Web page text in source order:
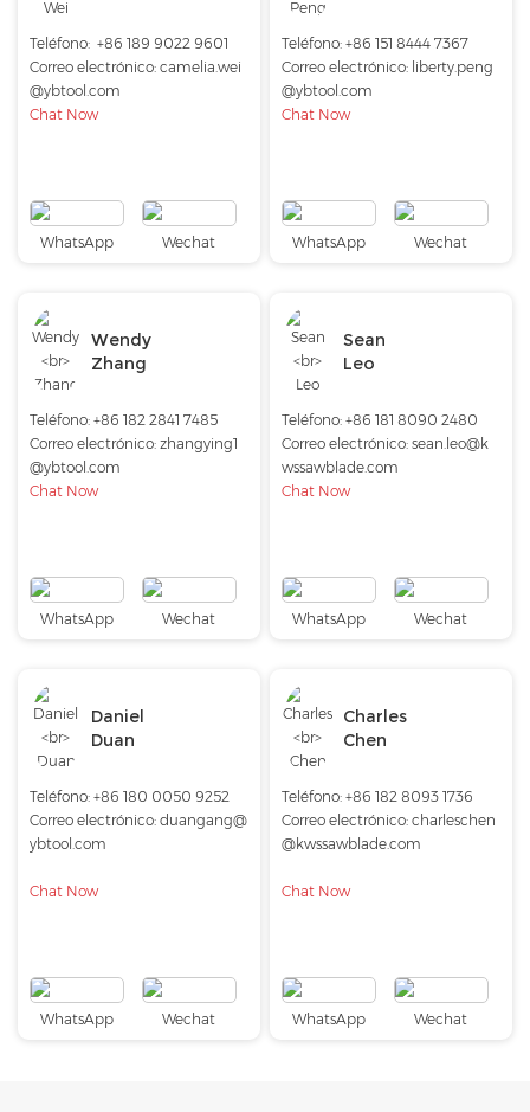
Teléfono: +86 189 9022 9601
Correo electrónico: camelia.wei
@ybtool.com
Chat Now
WhatsApp Wechat
Teléfono: +86 151 8444 7367
Correo electrónico: liberty.peng
@ybtool.com
Chat Now
WhatsApp Wechat
Wendy
Zhang
Teléfono: +86 182 2841 7485
Correo electrónico: zhangying1
@ybtool.com
Chat Now
WhatsApp Wechat
Sean
Leo
Teléfono: +86 181 8090 2480
Correo electrónico: sean.leo@k
wssawblade.com
Chat Now
WhatsApp Wechat
Daniel
Duan
Teléfono: +86 180 0050 9252
Correo electrónico: duangang@
ybtool.com
Chat Now
WhatsApp Wechat
Charles
Chen
Teléfono: +86 182 8093 1736
Correo electrónico: charleschen
@kwssawblade.com
Chat Now
WhatsApp Wechat